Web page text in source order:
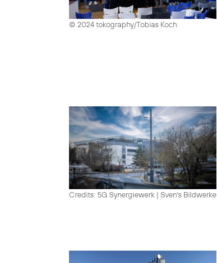
© 2024 tokography/Tobias Koch
Credits: 5G Synergiewerk | Sven's Bildwerke